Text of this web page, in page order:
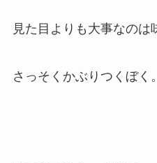
見た目よりも大事なのは
さっそくかぶりつくぼく。